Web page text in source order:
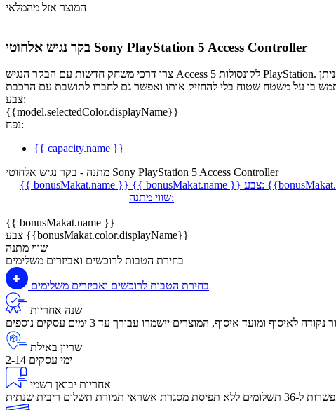
המוצר אזל מהמלאי
בקר נגיש אלחוטי Sony PlayStation 5 Access Controller
צרו דרכי משחק חדשות עם הבקר הנגיש Access לקונסולות 5 PlayStation. הבקר מאפשר התאמה אישית ונועד להנגיש שליטה נוחה במשחקים ולאורך זמן. העיצוב שלו מספק נגישות רבה והפעלה מכל זווית ב-360°. ניתן
צבע:
{{model.selectedColor.displayName}}
נפח:
{{ capacity.name }}
מתנה - בקר נגיש אלחוטי Sony PlayStation 5 Access Controller
{{ bonusMakat.name }} {{ bonusMakat.name }} צבע:
שווי מתנה:
{{ bonusMakat.name }}
צבע {{bonusMakat.color.displayName}}
שווי מתנה
בחירת הטבות לרוכשים ואביזרים משלימים
בחירת הטבות לרוכשים ואביזרים משלימים
שנה אחריות
שריון באילת
2-14 ימי עסקים
אחריות יבואן רשמי
אשראי תמורת תשלום ריבית שנתית